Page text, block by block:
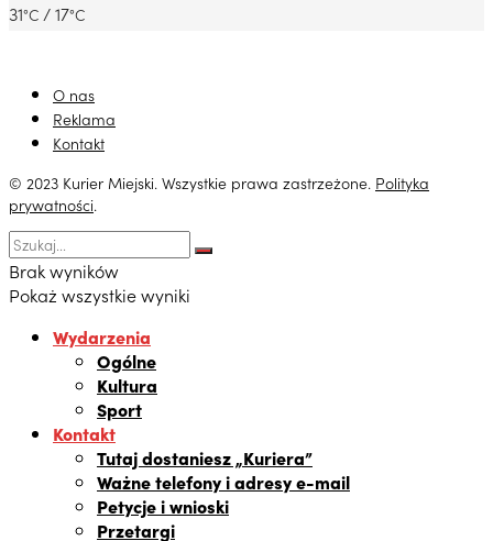
31°C / 17°C
O nas
Reklama
Kontakt
© 2023 Kurier Miejski. Wszystkie prawa zastrzeżone. Polityka
prywatności.
Brak wyników
Pokaż wszystkie wyniki
Wydarzenia
Ogólne
Kultura
Sport
Kontakt
Tutaj dostaniesz „Kuriera”
Ważne telefony i adresy e-mail
Petycje i wnioski
Przetargi